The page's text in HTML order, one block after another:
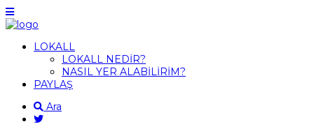
LOKALL
LOKALL NEDİR?
NASIL YER ALABİLİRİM?
PAYLAŞ
Ara